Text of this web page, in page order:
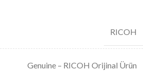
RICOH
Genuine – RICOH Orijinal Ürün